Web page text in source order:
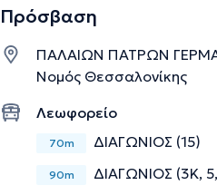
Πρόσβαση
ΠΑΛΑΙΩΝ ΠΑΤΡΩΝ
Νομός Θεσσαλονίκης
Λεωφορείο
70m ΔΙΑΓΩΝΙΟΣ (15)
90m ΔΙΑΓΩΝΙΟΣ (3Κ,